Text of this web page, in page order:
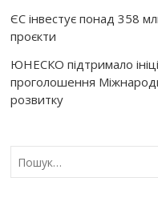
ЄС інвестує понад 358
проєкти
ЮНЕСКО підтримало
проголошення
розвитку